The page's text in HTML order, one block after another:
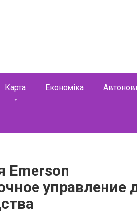
Карта Економіка
Emerson
управление